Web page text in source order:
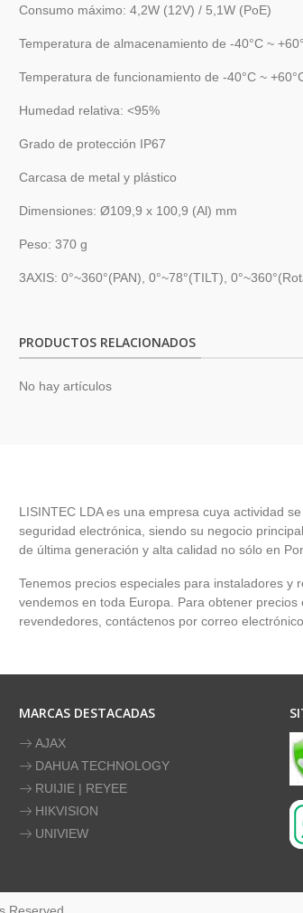
Consumo máximo: 4,2W (12V) / 5,1W (PoE)
Temperatura de almacenamiento de -40°C ~
Temperatura de funcionamiento de -40°C ~
Humedad relativa: <95%
Grado de protección IP67
Carcasa de metal y plástico
Dimensiones: Ø109,9 x 100,9 (Al) mm
Peso: 370 g
3AXIS: 0°~360°(PAN), 0°~78°(TILT),
PRODUCTOS RELACIONADOS
No hay artículos
LISINTEC LDA es una empresa cuya actividad
seguridad electrónica, siendo su negocio
de última generación y alta calidad no sólo en
Tenemos precios especiales para instaladores y
vendemos en toda Europa. Para obtener
revendedores, contáctenos por correo
MARCAS DESTACADAS
AJAX
DAHUA TECHNOLOGY
RUIJIE | REYEE
HIKVISION
UNIVIEW